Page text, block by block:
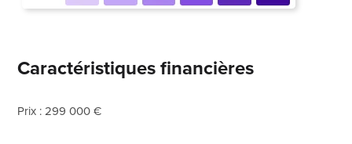
Caractéristiques financières
Prix : 299 000 €